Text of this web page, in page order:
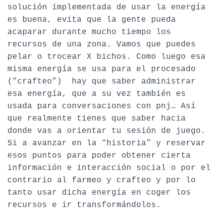
solución implementada de usar la energía
es buena, evita que la gente pueda
acaparar durante mucho tiempo los
recursos de una zona. Vamos que puedes
pelar o trocear X bichos. Como luego esa
misma energía se usa para el procesado
(”crafteo”) hay que saber administrar
esa energía, que a su vez también es
usada para conversaciones con pnj… Así
que realmente tienes que saber hacia
donde vas a orientar tu sesión de juego.
Si a avanzar en la “historia” y reservar
esos puntos para poder obtener cierta
información e interacción social o por el
contrario al farmeo y crafteo y por lo
tanto usar dicha energía en coger los
recursos e ir transformándolos.